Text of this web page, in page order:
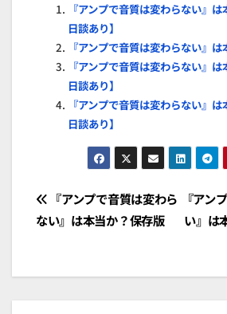
『アンプで音質は変わらない』
日談あり】
『アンプで音質は変わらない』
『アンプで音質は変わらない』
日談あり】
『アンプで音質は変わらない』
日談あり】
投
稿
ナ
『アン
い』は
『アンプで音質は変わら
ない』は本当か？保存版